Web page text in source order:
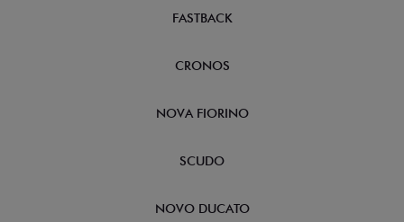
FASTBACK
CRONOS
NOVA FIORINO
SCUDO
NOVO DUCATO